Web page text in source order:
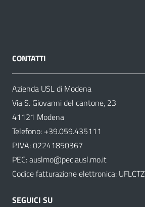
CONTATTI
Azienda USL di Modena
Via S. Giovanni del cantone, 23
41121 Modena
Telefono: +39.059.435111
P.IVA: 02241850367
PEC:auslmo@pec.ausl.mo.it
Codice fatturazione elettronica: UFLCTZ
SEGUICI SU